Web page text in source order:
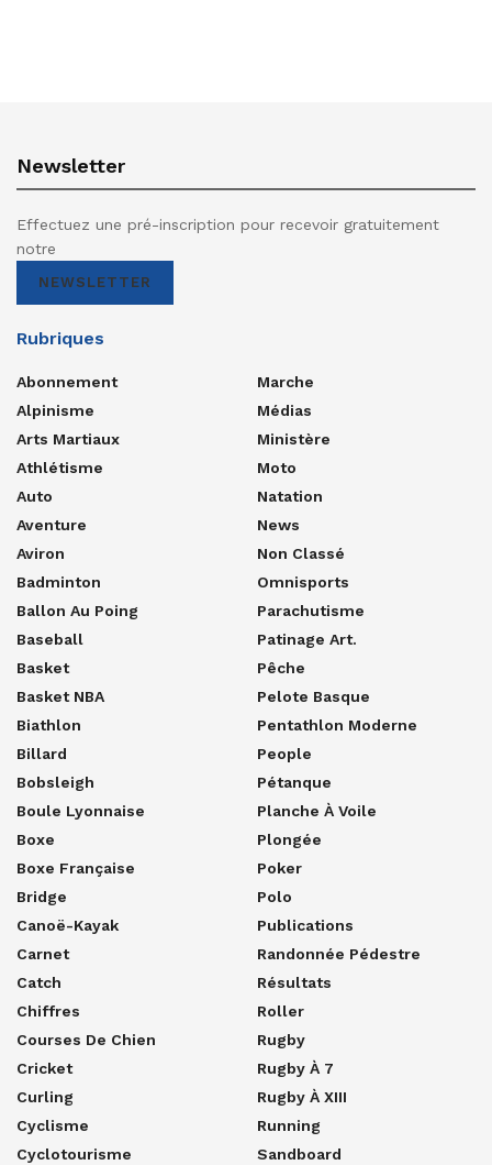
Newsletter
Effectuez une pré-inscription pour recevoir gratuitement
notre
NEWSLETTER
Rubriques
Abonnement
Alpinisme
Arts Martiaux
Athlétisme
Auto
Aventure
Aviron
Badminton
Ballon Au Poing
Baseball
Basket
Basket NBA
Biathlon
Billard
Bobsleigh
Boule Lyonnaise
Boxe
Boxe Française
Bridge
Canoë-Kayak
Carnet
Catch
Chiffres
Courses De Chien
Cricket
Curling
Cyclisme
Cyclotourisme
Marche
Médias
Ministère
Moto
Natation
News
Non Classé
Omnisports
Parachutisme
Patinage Art.
Pêche
Pelote Basque
Pentathlon Moderne
People
Pétanque
Planche À Voile
Plongée
Poker
Polo
Publications
Randonnée Pédestre
Résultats
Roller
Rugby
Rugby À 7
Rugby À XIII
Running
Sandboard